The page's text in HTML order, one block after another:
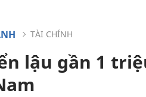
TÀI CHÍNH
lậu gần 1